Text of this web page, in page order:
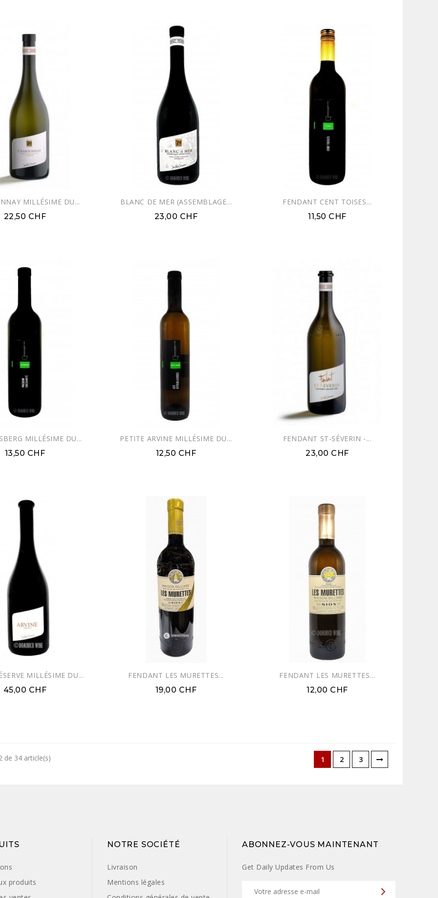
MILLÉSIME DU...
22,50 CHF
BLANC DE MER (ASSEMBLAGE...
23,00 CHF
FENDANT CENT TOISES...
11,50 CHF
MILLÉSIME DU...
13,50 CHF
PETITE ARVINE MILLÉSIME DU...
12,50 CHF
FENDANT ST-SÉVERIN -...
23,00 CHF
MILLÉSIME DU...
45,00 CHF
FENDANT LES MURETTES...
19,00 CHF
FENDANT LES MURETTES...
12,00 CHF
de 34 article(s) 1 2 3
produits
NOTRE SOCIÉTÉ
Livraison
Mentions légales
ABONNEZ-VOUS MAINTENANT
Get Daily Updates From Us